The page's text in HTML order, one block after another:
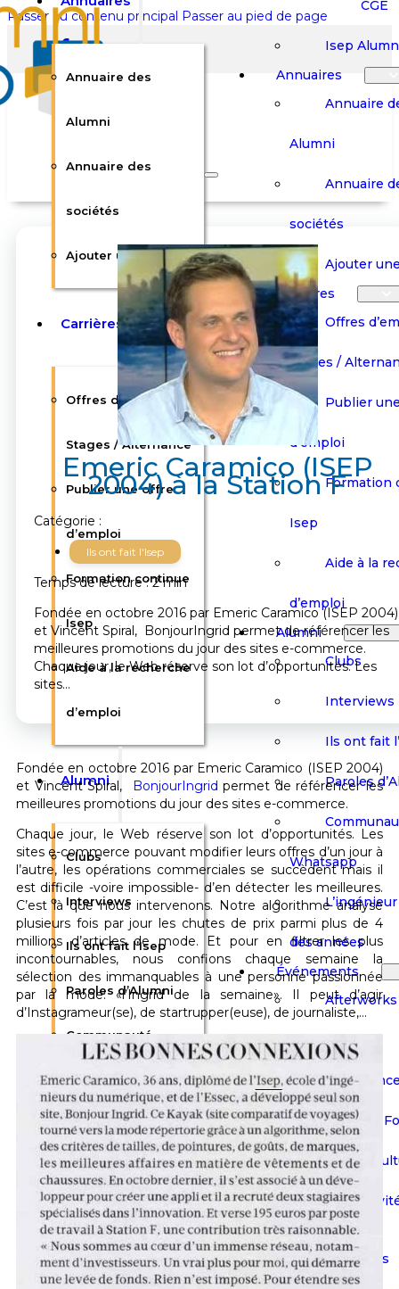
Passer au contenu principal Passer au pied de page
Rechercher sur le site
Rechercher
Votre panier est vide.
Panier
Boutique
Se
Connecter
Panier
Boutique
Se
Connecter
Annuaire des
Alumni
Annuaire des
sociétés
Ajouter une société
Carrières
Offres d’emploi /
Stages / Alternance
Publier une offre
d’emploi
Formation continue
Isep
Aide à la recherche
d’emploi
Alumni
Clubs
Interviews
Ils ont fait l’Isep
Paroles d’Alumni
Communauté
Whatsapp
L’ingénieur Isep au
fil des années
Événements
CGE
Isep
Annuaires
Annuaire
Alumni
Annuaire
sociétés
Ajouter
Carrières
Offres
Stages /
Publier
d’emploi
Formation
Isep
Aide à la
d’emploi
Alumni
Clubs
Interviews
Ils ont fait
Paroles
Whatsapp
des années
Événements
Afterworks
Barbecues
Salons &
Visites
Nos
Communication
Actualités
Emeric Caramico (ISEP
2004) à la Station F
Catégorie :
Ils ont fait l'Isep
Temps de lecture : 2 min
Fondée en octobre 2016 par Emeric Caramico (ISEP 2004)
et Vincent Spiral, BonjourIngrid permet de référencer les
meilleures promotions du jour des sites e-commerce.
Chaque jour, le Web réserve son lot d’opportunités. Les
sites…
Fondée en octobre 2016 par Emeric Caramico (ISEP 2004)
et Vincent Spiral, BonjourIngrid permet de référencer les
meilleures promotions du jour des sites e-commerce.
Chaque jour, le Web réserve son lot d’opportunités. Les
sites e-commerce pouvant modifier leurs offres d’un jour à
l’autre, les opérations commerciales se succèdent mais il
est difficile -voire impossible- d’en détecter les meilleures.
C’est là que nous intervenons. Notre algorithme analyse
plusieurs fois par jour les chutes de prix parmi plus de 4
millions d’articles de mode. Et pour en filtrer les plus
incontournables, nous confions chaque semaine la
sélection des immanquables à une personne passionnée
par la mode: «l’Ingrid de la semaine». Il peut d’agir
d’Instagrameur(se), de startrupper(euse), de journaliste,…